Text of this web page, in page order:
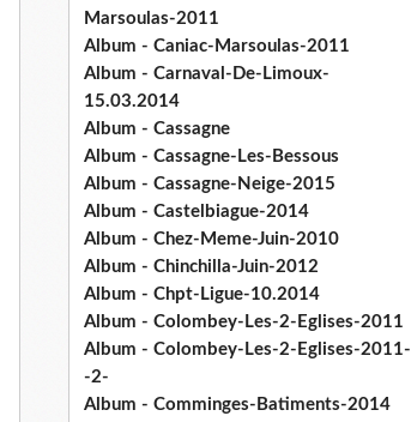
Marsoulas-2011
Album - Caniac-Marsoulas-2011
Album - Carnaval-De-Limoux-
15.03.2014
Album - Cassagne
Album - Cassagne-Les-Bessous
Album - Cassagne-Neige-2015
Album - Castelbiague-2014
Album - Chez-Meme-Juin-2010
Album - Chinchilla-Juin-2012
Album - Chpt-Ligue-10.2014
Album - Colombey-Les-2-Eglises-2011
Album - Colombey-Les-2-Eglises-2011-
-2-
Album - Comminges-Batiments-2014